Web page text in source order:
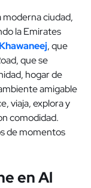
moderna ciudad,
la Emirates
, que
que se
hogar de
amigable
viaja, explora y
comodidad.
de momentos
en Al